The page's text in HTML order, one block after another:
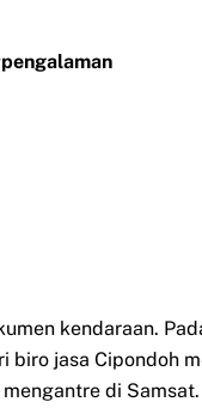
kendaraan.
biro jasa Cipondoh
di Samsat.